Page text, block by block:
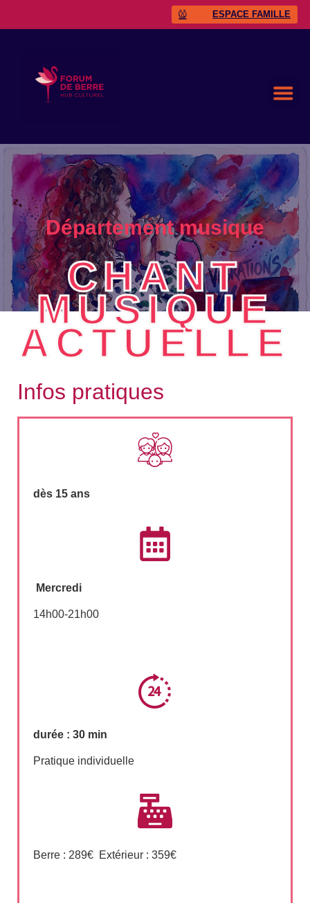
ESPACE FAMILLE
Département musique
CHANT
MUSIQUE
ACTUELLE
Infos pratiques
dès 15 ans
Mercredi
14h00-21h00
durée : 30 min
Pratique individuelle
Berre : 289€ Extérieur : 359€